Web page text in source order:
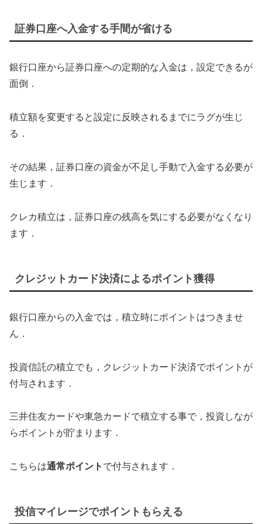
証券口座へ入金する手間が省ける
銀行口座から証券口座への定期的な入金は，設定できるが
面倒．
積立額を変更すると設定に反映されるまでにラグが生じ
る．
その結果，証券口座の資金が不足し手動で入金する必要が
生じます．
クレカ積立は，証券口座の残高を気にする必要がなくなり
ます．
クレジットカード決済によるポイント獲得
銀行口座からの入金では，積立時にポイントはつきませ
ん．
投資信託の積立でも，クレジットカード決済でポイントが
付与されます．
三井住友カードや東急カードで積立する事で，投資しなが
らポイントが貯まります．
こちらは通常ポイント で付与されます．
投信マイレージでポイントもらえる